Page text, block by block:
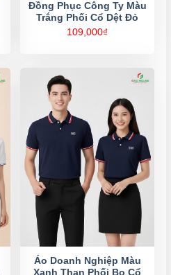
Đồng Phục Công Ty Màu
Trắng Phối Cổ Dệt Đỏ
109,000₫
Áo Doanh Nghiệp Màu
Xanh Than Phối Bo Cổ